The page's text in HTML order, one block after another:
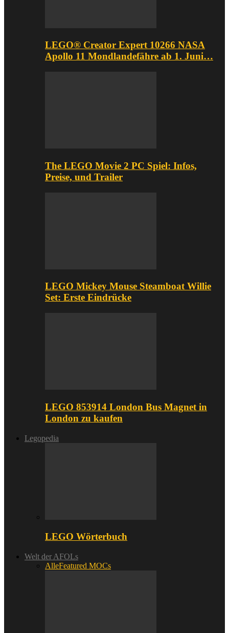
LEGO® Creator Expert 10266 NASA
Apollo 11 Mondlandefähre ab 1. Juni…
The LEGO Movie 2 PC Spiel: Infos,
Preise, und Trailer
LEGO Mickey Mouse Steamboat Willie
Set: Erste Eindrücke
LEGO 853914 London Bus Magnet in
London zu kaufen
Legopedia
LEGO Wörterbuch
Welt der AFOLs
AlleFeatured MOCs